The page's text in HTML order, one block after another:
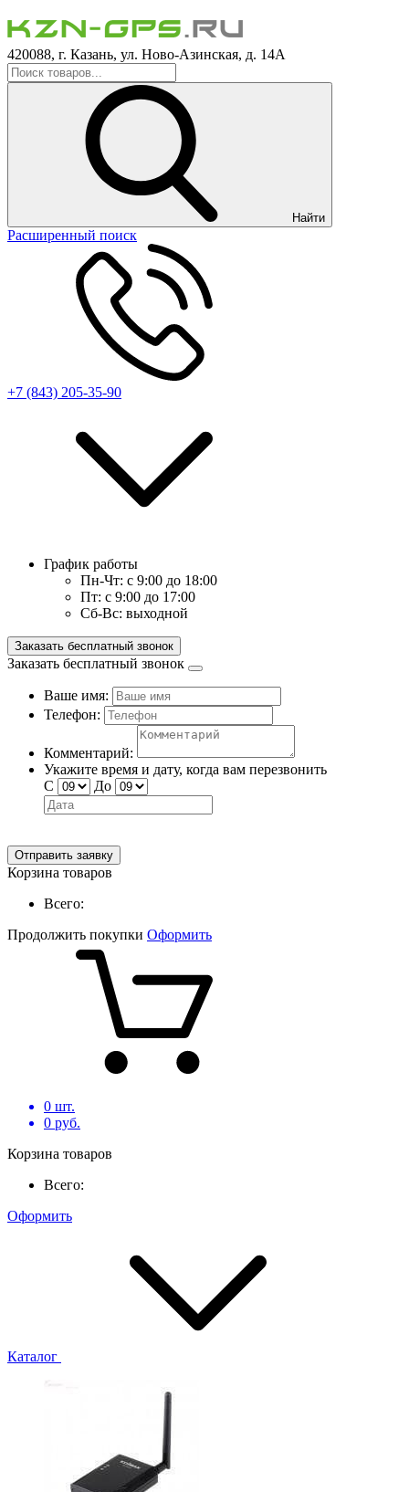
420088, г. Казань, ул. Ново-Азинская, д. 14А
Найти
Расширенный поиск
+7 (843) 205-35-90
График работы
Пн-Чт: с 9:00 до 18:00
Пт: с 9:00 до 17:00
Сб-Вс: выходной
Заказать бесплатный звонок
Заказать бесплатный звонок
Ваше имя:
Телефон:
Комментарий:
Укажите время и дату, когда вам перезвонить
С
До
Отправить заявку
Корзина товаров
Всего:
Продолжить покупки Оформить
0 шт.
0 руб.
Корзина товаров
Всего:
Оформить
Каталог